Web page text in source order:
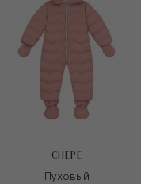
CHEPE
Пуховый